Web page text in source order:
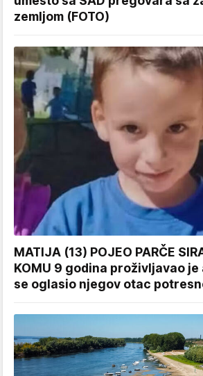
zemljom (FOTO)
MATIJA (13) POJEO PARČE
KOMU 9 godina proživljavao je
se oglasio njegov otac